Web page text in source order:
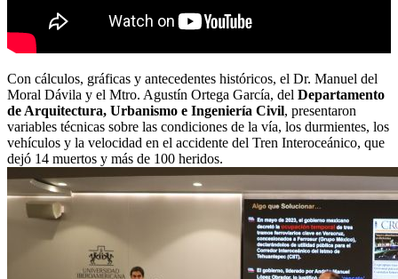
Con cálculos, gráficas y antecedentes históricos, el Dr. Manuel del
Moral Dávila y el Mtro. Agustín Ortega García, del Departamento
de Arquitectura, Urbanismo e Ingeniería Civil, presentaron
variables técnicas sobre las condiciones de la vía, los durmientes, los
vehículos y la velocidad en el accidente del Tren Interoceánico, que
dejó 14 muertos y más de 100 heridos.